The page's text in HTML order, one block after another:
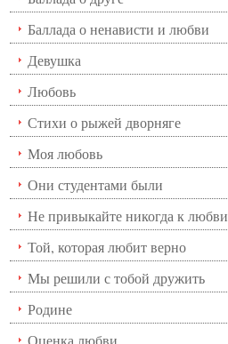
Баллада о ненависти и любви
Девушка
Любовь
Стихи о рыжей дворняге
Моя любовь
Они студентами были
Не привыкайте никогда к любви
Той, которая любит верно
Мы решили с тобой дружить
Родине
Оценка любви